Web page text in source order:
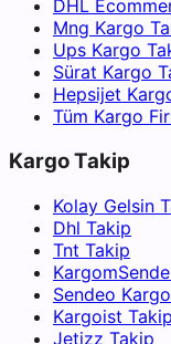
DHL
Mng Kargo
Ups Kargo
Sürat Kargo
Hepsijet
Tüm Kargo
Kargo Takip
Kolay Gelsin
Dhl Takip
Tnt Takip
Sendeo
Kargoist Takip
Jetizz Takip